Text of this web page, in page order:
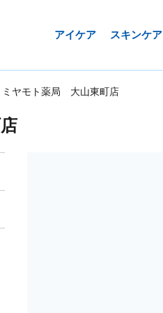
アイケア スキンケア
ミヤモト薬局 大山東町店